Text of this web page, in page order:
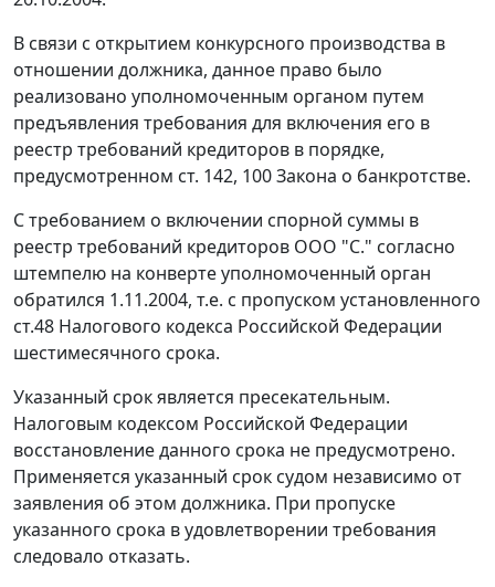
В связи с открытием конкурсного производства в
отношении должника, данное право было
реализовано уполномоченным органом путем
предъявления требования для включения его в
реестр требований кредиторов в порядке,
предусмотренном ст. 142, 100Закона о банкротстве.
С требованием о включении спорной суммы в
реестр требований кредиторов ООО "С." согласно
штемпелю на конверте уполномоченный орган
обратился 1.11.2004, т.е. с пропуском установленного
ст.48 Налогового кодекса Российской Федерации
шестимесячного срока.
Указанный срок является пресекательным.
Налоговым кодексом Российской Федерации
восстановление данного срока не предусмотрено.
Применяется указанный срок судом независимо от
заявления об этом должника. При пропуске
указанного срока в удовлетворении требования
следовало отказать.